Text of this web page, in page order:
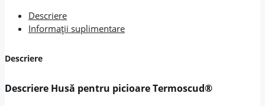
Descriere
Informații suplimentare
Descriere
Descriere Husă pentru picioare Termoscud®